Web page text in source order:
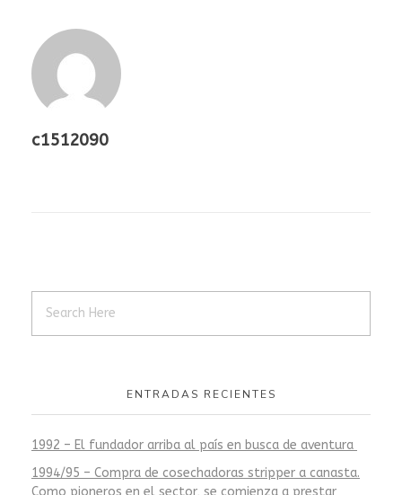
c1512090
ENTRADAS RECIENTES
1992 – El fundador arriba al país en busca de aventura
1994/95 – Compra de cosechadoras stripper a canasta.
Como pioneros en el sector, se comienza a prestar